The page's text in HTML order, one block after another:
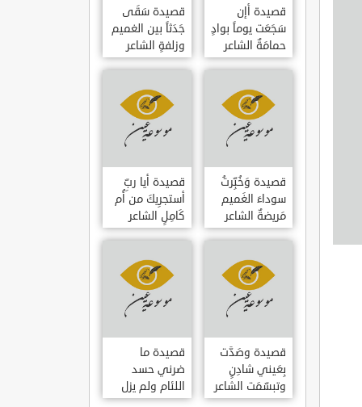
قصيدة أإن
سَجَعَت يوماً بوادٍ
حمامَةٌ الشاعر
العوام بن عقبة
قصيدة سَقَى
جَدَثاً بين الغميم
وزلفةٍ الشاعر
العوام بن عقبة
قصيدة وَخُبِّرتُ
سوداءَ الغَميم
مَريضةٌ الشاعر
العوام بن عقبة
قصيدة أيا ربِّ
أستجرِيكَ من أُم
كَامِلٍ الشاعر
العوام بن عقبة
قصيدة وصَدَّت
بِعَيني شادِنٍ
وتبسّمَت الشاعر
العوام بن عقبة
قصيدة ما
ضرني حسد
اللئام ولم يزل
الشاعر عمارة بن